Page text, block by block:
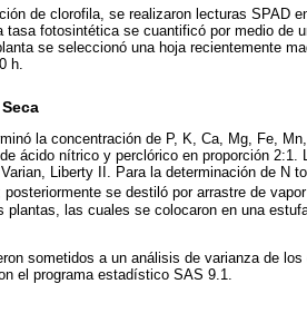
de clorofila, se realizaron lecturas SPAD
tasa fotosintética se cuantificó por medio de
se seleccionó una hoja recientemente
h.
la concentración de P, K, Ca, Mg, Fe,
ácido nítrico y perclórico en proporción 2:1.
Liberty II. Para la determinación de N
se destiló por arrastre de
las cuales se colocaron en una
sometidos a un análisis de varianza de
el programa estadístico SAS 9.1.